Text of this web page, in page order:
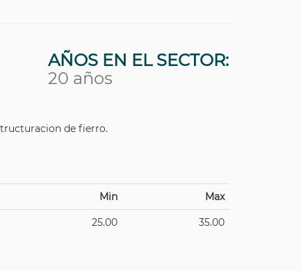
AÑOS EN EL SECTOR:
20 años
de fierro.
Min Max
25.00 35.00